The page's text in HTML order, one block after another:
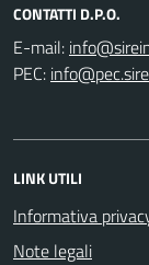
CONTATTI D.P.O.
E-mail:
PEC:
LINK UTILI
Informativa
Note legali